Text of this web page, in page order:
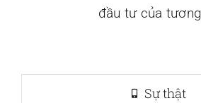
đầu tư của
Sự thật